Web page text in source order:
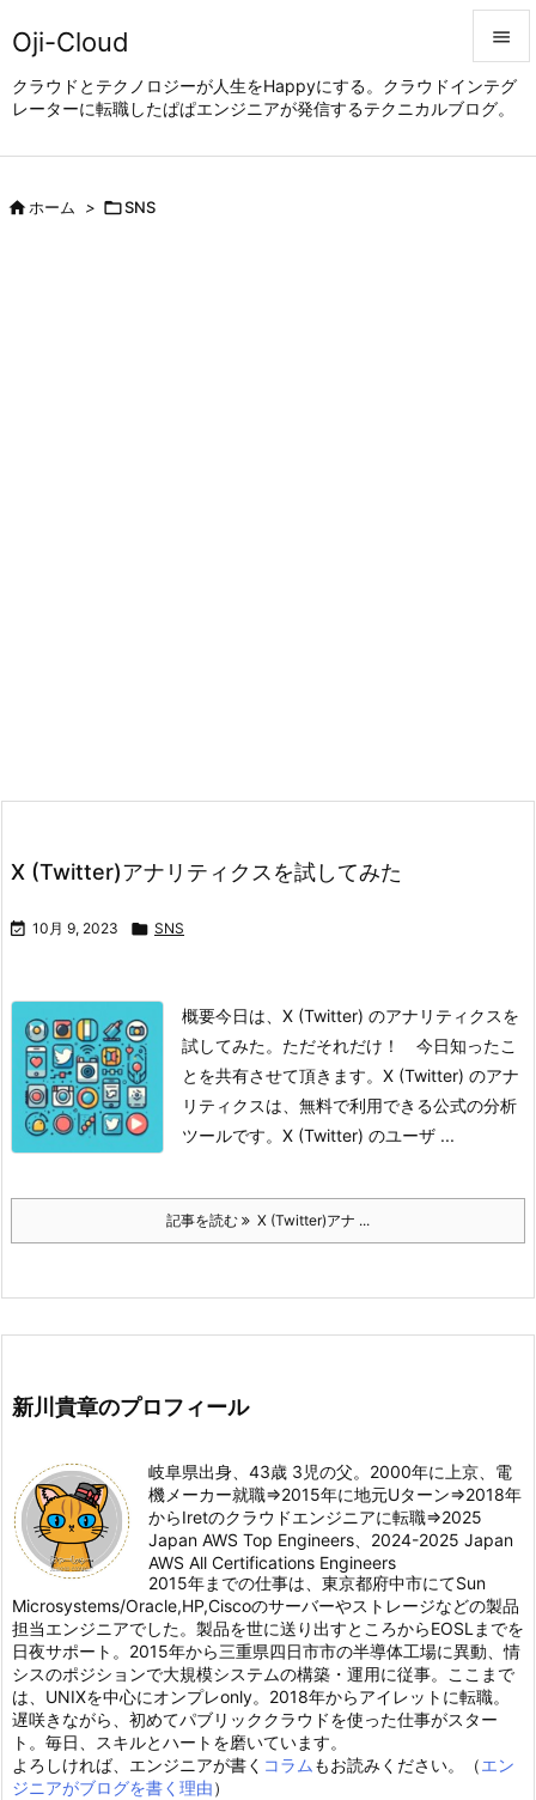
Oji-Cloud
クラウドとテクノロジーが人生をHappyにする。クラウドインテグ
レーターに転職したぱぱエンジニアが発信するテクニカルブログ。


メニュ
ホーム > SNS
X (Twitter)アナリティクスを試してみた
 10月 9, 2023  SNS
概要今日は、X (Twitter) のアナリティクスを
試してみた。ただそれだけ！ 今日知ったこ
とを共有させて頂きます。 X (Twitter) のアナ
リティクスは、無料で利用できる公式の分析
ツールです。X (Twitter) のユーザ ...
記事を読む X (Twitter)アナ ...
新川貴章のプロフィール
岐阜県出身、43歳 3児の父。2000年に上京、電
機メーカー就職⇒2015年に地元Uターン⇒2018年
からIretのクラウドエンジニアに転職⇒2025
Japan AWS Top Engineers、2024-2025 Japan
AWS All Certifications Engineers
2015年までの仕事は、東京都府中市にてSun
Microsystems/Oracle,HP,Ciscoのサーバーやストレージなどの製品
担当エンジニアでした。製品を世に送り出すところからEOSLまでを
日夜サポート。2015年から三重県四日市市の半導体工場に異動、情
シスのポジションで大規模システムの構築・運用に従事。ここまで
は、UNIXを中心にオンプレonly。2018年からアイレットに転職。
遅咲きながら、初めてパブリッククラウドを使った仕事がスター
ト。毎日、スキルとハートを磨いています。
よろしければ、エンジニアが書く コラム もお読みください。（エン
ジニアがブログを書く理由）